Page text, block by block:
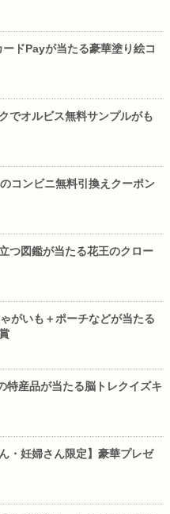
ドPayが当たる豪華塗り絵コ
でオルビス無料サンプルがも
コンビニ無料引換えクーポン
つ図鑑が当たる花王のクロー
がいも＋ポーチなどが当たる
特産品が当たる脳トレクイズキ
・妊婦さん限定】豪華プレゼ